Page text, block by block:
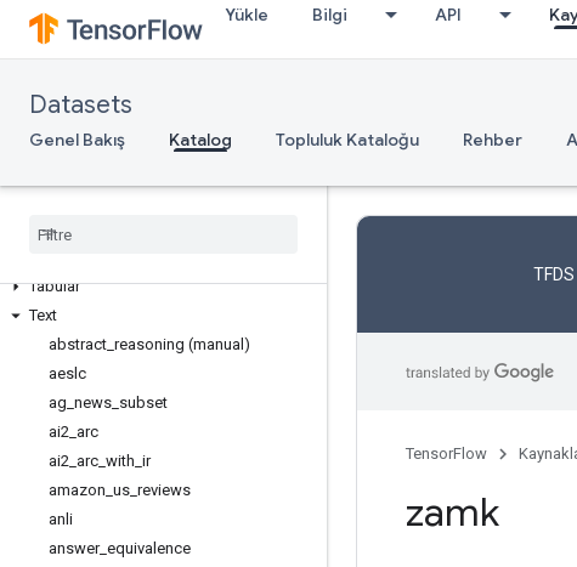
Yükle Bilgi API
Datasets
Genel Bakış Katalog Topluluk Kataloğu Rehber
Sentiment analysis
Sequence modeling
Sequence to sequence language
modeling
Speech
Summarization
Tabular
Text
abstract reasoning (manual)
aeslc
ag news subset
ai2 arc
ai2 arc with ir
amazon us reviews
anli
answer_ equivalence
TensorFlow
zamk